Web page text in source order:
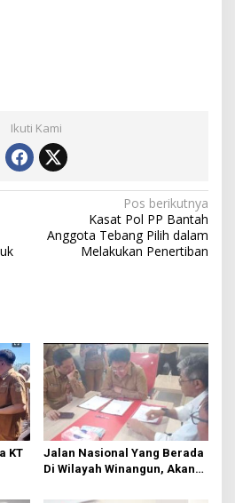
Ikuti Kami
Pos berikutnya
Kasat Pol PP Bantah
Anggota Tebang Pilih dalam
Melakukan Penertiban
KT
Jalan Nasional Yang Berada
Di Wilayah Winangun, Akan